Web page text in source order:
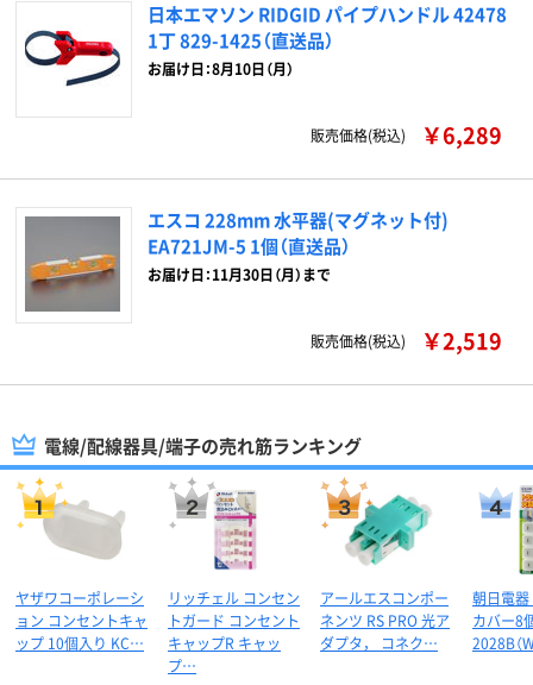
日本エマソン RIDGID パイプハンドル 42478
1丁 829-1425（直送品）
お届け日：8月10日（月）
販売価格(税込) ￥6,289
エスコ 228mm 水平器(マグネット付)
EA721JM-5 1個（直送品）
お届け日：11月30日（月）まで
販売価格(税込) ￥2,519
電線/配線器具/端子の売れ筋ランキング
ヤザワコーポレーシ
ョン コンセントキャ
ップ 10個入り KC…
リッチェル コンセン
トガード コンセント
キャップR キャッ
プ…
アールエスコンポー
ネンツ RS PRO 光ア
ダプタ， コネク…
朝日電
カバー8
2028B（